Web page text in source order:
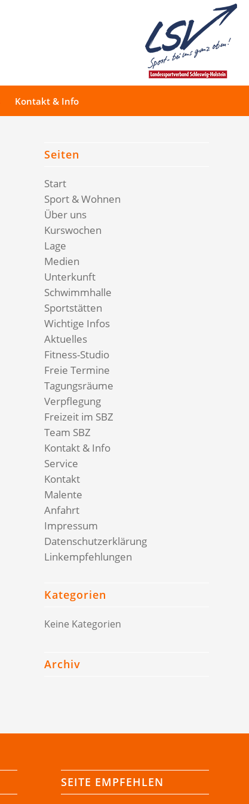
Kontakt & Info
Seiten
Start
Sport & Wohnen
Über uns
Kurswochen
Lage
Medien
Unterkunft
Schwimmhalle
Sportstätten
Wichtige Infos
Aktuelles
Fitness-Studio
Freie Termine
Tagungsräume
Verpflegung
Freizeit im SBZ
Team SBZ
Kontakt & Info
Service
Kontakt
Malente
Anfahrt
Impressum
Datenschutzerklärung
Linkempfehlungen
Kategorien
Keine Kategorien
Archiv
SEITE EMPFEHLEN